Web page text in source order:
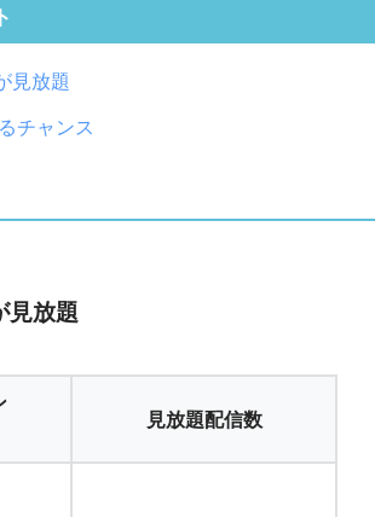
見放題
チャンス
見放題
見放題配信数